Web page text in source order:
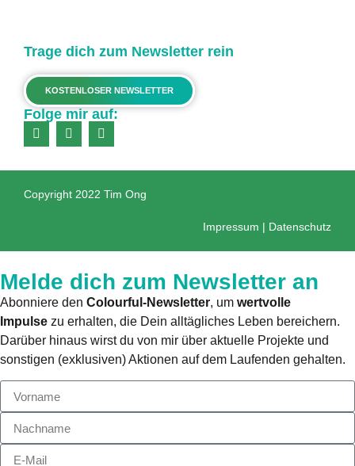
Trage dich zum Newsletter rein
KOSTENLOSER NEWSLETTER
Folge mir auf:
Copyright 2022 Tim Ong
Impressum | Datenschutz
Melde dich zum Newsletter an
Abonniere den Colourful-Newsletter, um wertvolle
Impulse zu erhalten, die Dein alltägliches Leben bereichern.
Darüber hinaus wirst du von mir über aktuelle Projekte und
sonstigen (exklusiven) Aktionen auf dem Laufenden gehalten.